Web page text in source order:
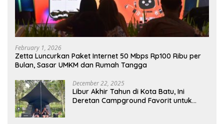
February 1, 2026
Zetta Luncurkan Paket Internet 50 Mbps Rp100 Ribu per
Bulan, Sasar UMKM dan Rumah Tangga
December 22, 2025
Libur Akhir Tahun di Kota Batu, Ini
Deretan Campground Favorit untuk